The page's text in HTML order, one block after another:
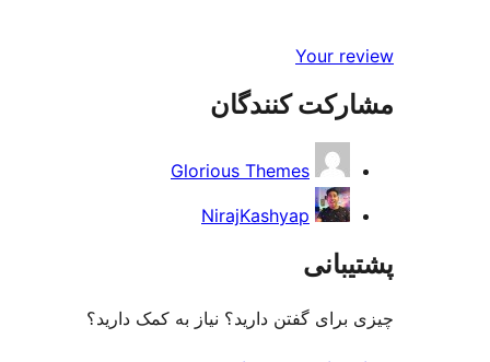
Your review
مشارکت کنندگان
Glorious Themes
NirajKashyap
پشتیبانی
چیزی برای گفتن دارید؟ نیاز به کمک دارید؟